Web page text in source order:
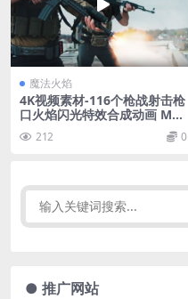
魔法火焰
4K视频素材-116个枪战射击枪
口火焰闪光特效合成动画 Muz
212 0
● 推广网站